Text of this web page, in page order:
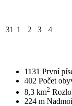
31 1 2 3 4
1131 První
402 Počet
8,3 km2
224 m